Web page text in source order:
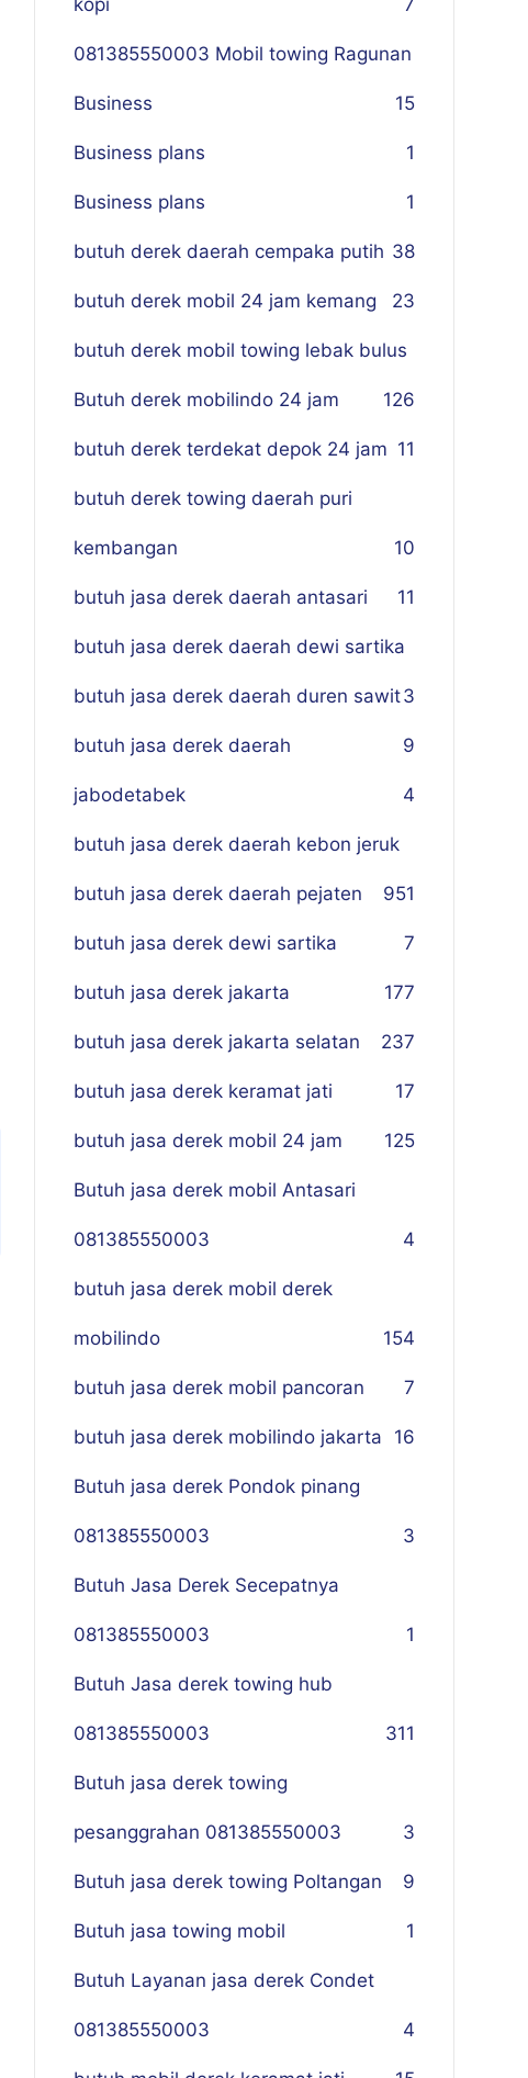
kopi 7
081385550003 Mobil towing Ragunan
5
Business 1
Business plans 1
Business plans 1
butuh derek daerah cempaka putih 38
butuh derek mobil 24 jam kemang 23
butuh derek mobil towing lebak bulus
26
Butuh derek mobilindo 24 jam 1
butuh derek terdekat depok 24 jam 11
butuh derek towing daerah puri
kembangan 10
butuh jasa derek daerah antasari 11
butuh jasa derek daerah dewi sartika
3
butuh jasa derek daerah duren sawit
9
butuh jasa derek daerah
jabodetabek 4
butuh jasa derek daerah kebon jeruk
51
butuh jasa derek daerah pejaten 9
butuh jasa derek dewi sartika 7
butuh jasa derek jakarta 177
butuh jasa derek jakarta selatan 237
butuh jasa derek keramat jati 17
butuh jasa derek mobil 24 jam 125
Butuh jasa derek mobil Antasari
081385550003 4
butuh jasa derek mobil derek
mobilindo 154
butuh jasa derek mobil pancoran 7
butuh jasa derek mobilindo jakarta 16
Butuh jasa derek Pondok pinang
081385550003 3
Butuh Jasa Derek Secepatnya
081385550003 1
Butuh Jasa derek towing hub
081385550003 311
Butuh jasa derek towing
pesanggrahan 081385550003 3
Butuh jasa derek towing Poltangan 9
Butuh jasa towing mobil 1
Butuh Layanan jasa derek Condet
081385550003 4